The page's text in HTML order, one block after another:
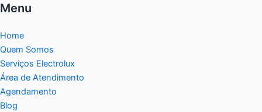
Menu
Home
Quem Somos
Serviços Electrolux
Área de Atendimento
Agendamento
Blog